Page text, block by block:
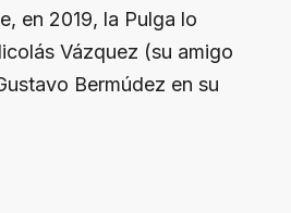
en 2019, la Pulga lo
Vázquez (su amigo
Bermúdez en su